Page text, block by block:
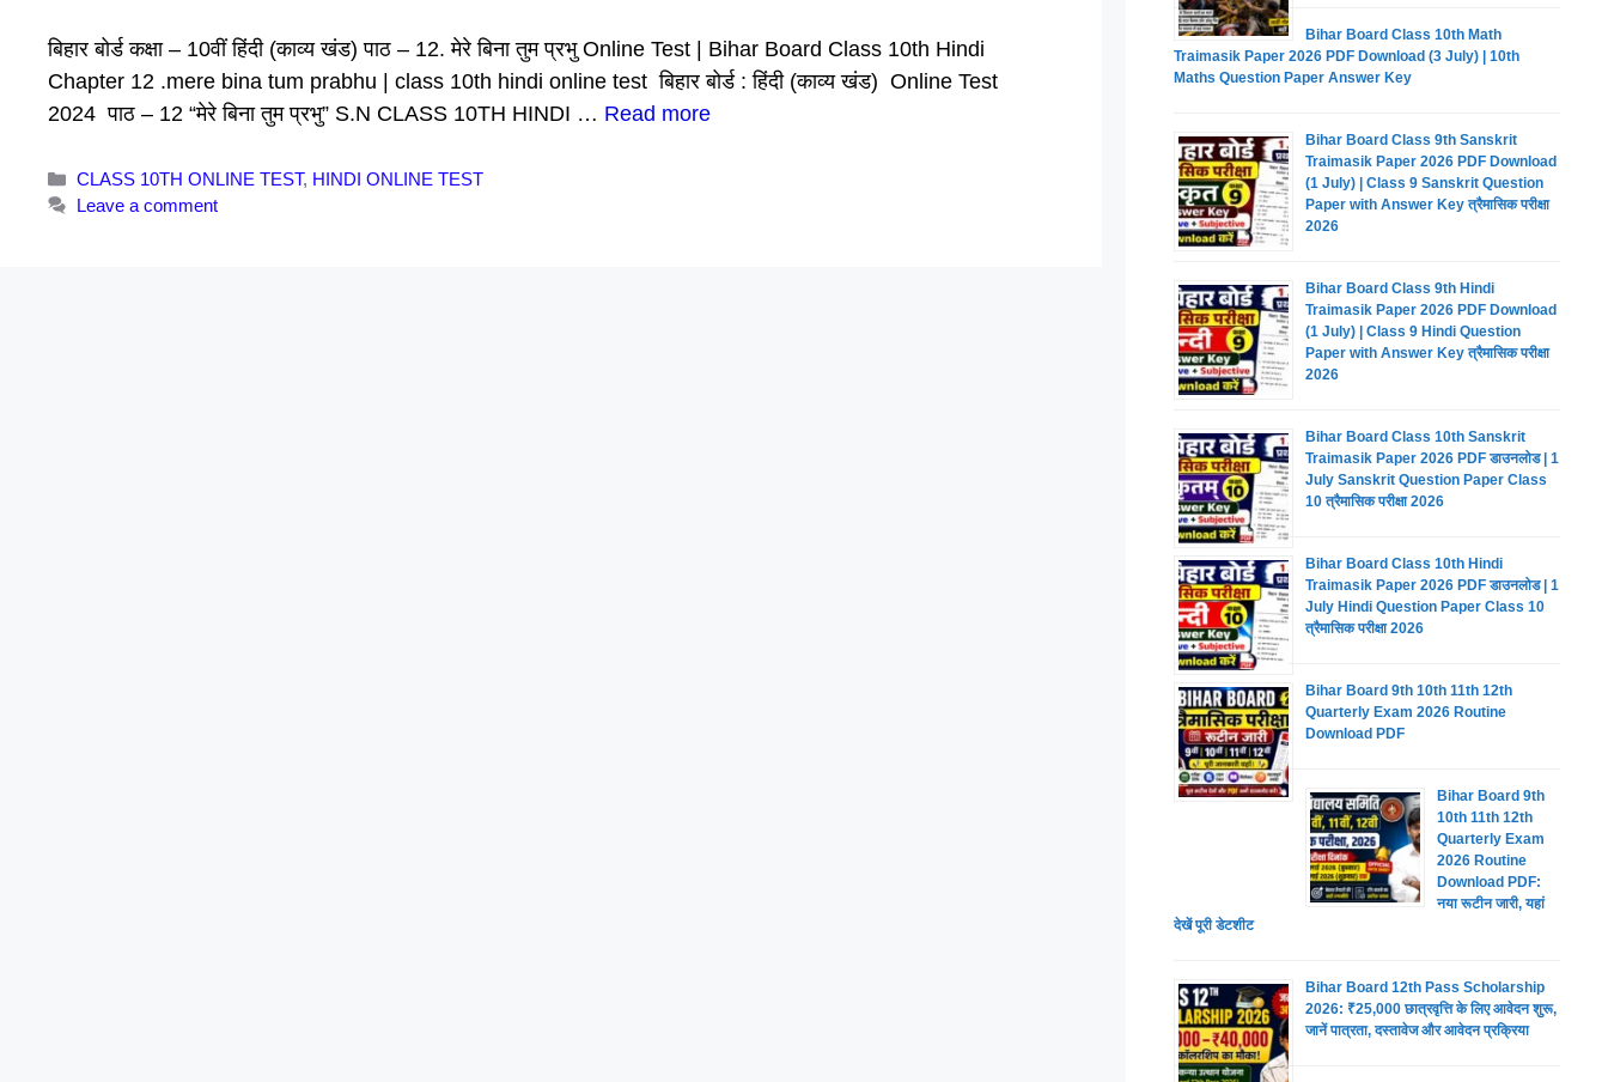
बिहार बोर्ड कक्षा – 10वीं हिंदी (काव्य खंड) पाठ – 12. मेरे बिना तुम प्रभु Online Test | Bihar Board Class 10th Hindi
Chapter 12 .mere bina tum prabhu | class 10th hindi online test बिहार बोर्ड : हिंदी (काव्य खंड) Online Test
2024 पाठ – 12 “मेरे बिना तुम प्रभु” S.N CLASS 10TH HINDI … Read more
Categories
CLASS 10TH ONLINE TEST, HINDI ONLINE TEST
Leave a comment
Bihar Board Class 10th Math
Traimasik Paper 2026 PDF Download (3 July) | 10th
Maths Question Paper Answer Key
Bihar Board Class 9th Sanskrit
Traimasik Paper 2026 PDF Download
(1 July) | Class 9 Sanskrit Question
Paper with Answer Key त्रैमासिक परीक्षा
2026
Bihar Board Class 9th Hindi
Traimasik Paper 2026 PDF Download
(1 July) | Class 9 Hindi Question
Paper with Answer Key त्रैमासिक परीक्षा
2026
Bihar Board Class 10th Sanskrit
Traimasik Paper 2026 PDF डाउनलोड | 1
July Sanskrit Question Paper Class
10 त्रैमासिक परीक्षा 2026
Bihar Board Class 10th Hindi
Traimasik Paper 2026 PDF डाउनलोड | 1
July Hindi Question Paper Class 10
त्रैमासिक परीक्षा 2026
Bihar Board 9th 10th 11th 12th
Quarterly Exam 2026 Routine
Download PDF
Bihar Board 9th
10th 11th 12th
Quarterly Exam
2026 Routine
Download PDF:
नया रूटीन जारी, यहां
देखें पूरी डेटशीट
Bihar Board 12th Pass Scholarship
2026: ₹25,000 छात्रवृत्ति के लिए आवेदन शुरू,
जानें पात्रता, दस्तावेज और आवेदन प्रक्रिया